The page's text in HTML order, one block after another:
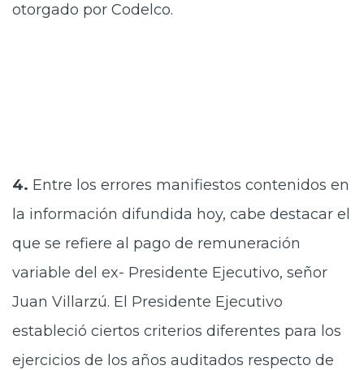
otorgado por Codelco.
4. Entre los errores manifiestos contenidos en
la información difundida hoy, cabe destacar el
que se refiere al pago de remuneración
variable del ex- Presidente Ejecutivo, señor
Juan Villarzú. El Presidente Ejecutivo
estableció ciertos criterios diferentes para los
ejercicios de los años auditados respecto de